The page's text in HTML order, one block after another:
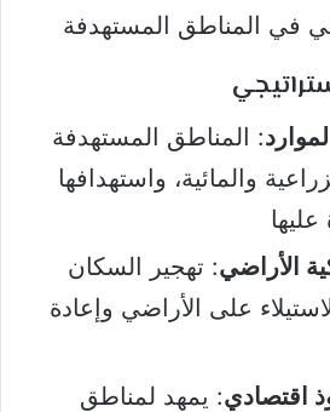
في المناطق المستهدفة
: المناطق المستهدفة
والمائية، واستهدافها
الأراضي: تهجير السكان
على الأراضي وإعادة
اقتصادي: يمهد لمناطق